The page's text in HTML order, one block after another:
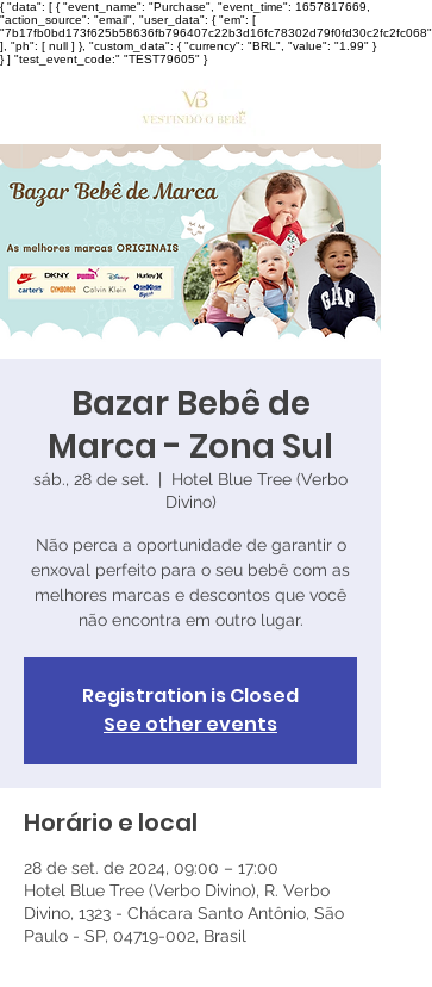
{ "data": [ { "event_name": "Purchase", "event_time": 1657817669,
"action_source": "email", "user_data": { "em": [
"7b17fb0bd173f625b58636fb796407c22b3d16fc78302d79f0fd30c2fc2fc068"
], "ph": [ null ] }, "custom_data": { "currency": "BRL", "value": "1.99" }
} ] "test_event_code:" "TEST79605" }
Bazar Bebê de
Marca - Zona Sul
sáb., 28 de set.
Hotel Blue Tree (Verbo
Divino)
Não perca a oportunidade de garantir o
enxoval perfeito para o seu bebê com as
melhores marcas e descontos que você
não encontra em outro lugar.
Registration is Closed
See other events
Horário e local
28 de set. de 2024, 09:00 – 17:00
Hotel Blue Tree (Verbo Divino), R. Verbo
Divino, 1323 - Chácara Santo Antônio, São
Paulo - SP, 04719-002, Brasil